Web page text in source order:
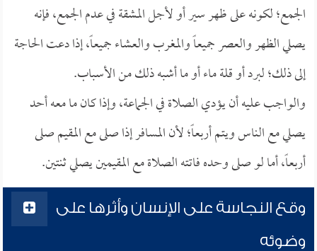
الجمع؛ لكونه على ظهر سير أو لأجل المشقة في عدم الجمع، فإنه
يصلي الظهر والعصر جميعاً والمغرب والعشاء جميعاً، إذا دعت الحاجة
إلى ذلك؛ لبرد أو قلة ماء أو ما أشبه ذلك من الأسباب.
والواجب عليه أن يؤدي الصلاة في الجماعة، وإذا كان ما معه أحد
يصلي مع الناس ويتم أربعاً؛ لأن المسافر إذا صلى مع المقيم صلى
أربعاً، أما لو صلى وحده فاتته الصلاة مع المقيمين يصلي ثنتين.
وقع النجاسة على الإنسان وأثرها على
وضوئه